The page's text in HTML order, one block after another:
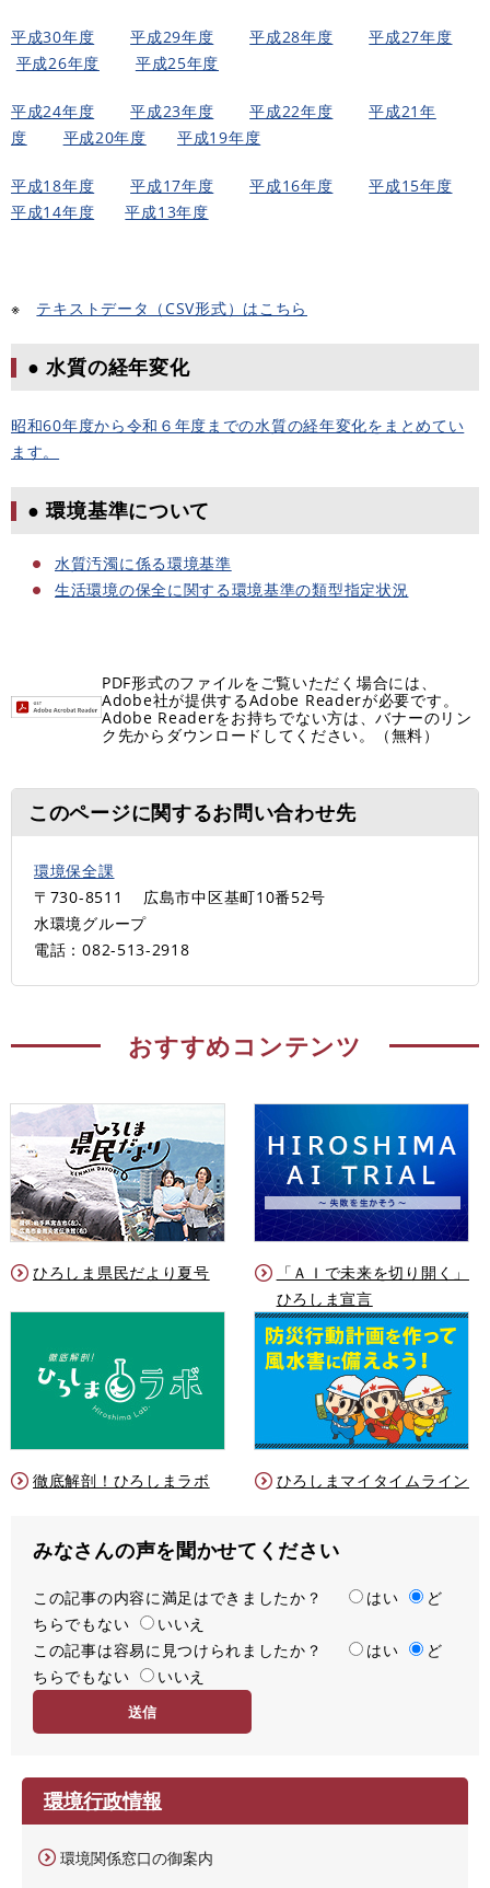
平成30年度 平成29年度 平成28年度
平成27年度
平成26年度 平成25年度
平成24年度 平成23年度 平成22年度
平成21年
度
平成20年度 平成19年度
平成18年度 平成17年度 平成16年度
平成15年度
平成14年度 ​平成13年度
※ テキストデータ（CSV形式）はこちら
● 水質の経年変化
昭和60年度から令和６年度までの水質の経年変化をまとめてい
ます。
● 環境基準について
水質汚濁に係る環境基準
生活環境の保全に関する環境基準の類型指定状況
PDF形式のファイルをご覧いただく場合には、
Adobe社が提供するAdobe Readerが必要です。
Adobe Readerをお持ちでない方は、バナーのリン
ク先からダウンロードしてください。（無料）
このページに関するお問い合わせ先
環境保全課
〒730-8511
広島市中区基町10番52号
水環境グループ
電話：082-513-2918
おすすめコンテンツ
ひろしま県民だより夏号
「ＡＩで未来を切り開く」
ひろしま宣言
徹底解剖！ひろしまラボ ひろしまマイタイムライン
みなさんの声を聞かせてください
満
足
度
この記事の内容に満足はできましたか？ はい
ど
ちらでもない
いいえ
容
易
この記事は容易に見つけられましたか？ はい
ど
ちらでもない
いいえ
環境行政情報
環境関係窓口の御案内